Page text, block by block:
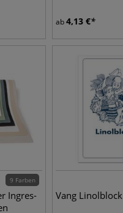
ab4,13 €
9 Farben
Ingres-
Vang Linolblock